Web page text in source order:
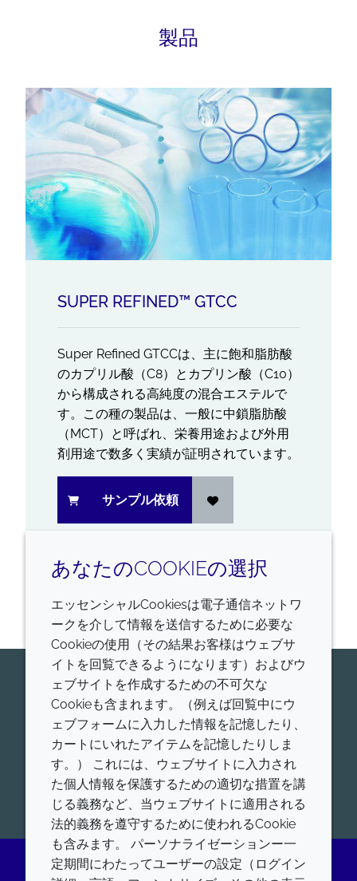
製品
SUPER REFINED™ GTCC
Super Refined GTCCは、主に飽和脂肪酸
のカプリル酸（C8）とカプリン酸（C10）
から構成される高純度の混合エステルで
す。この種の製品は、一般に中鎖脂肪酸
（MCT）と呼ばれ、栄養用途および外用
剤用途で数多く実績が証明されています。
サンプル依頼
今すぐ専門家にお問い合わせくだ
さい
Croda Pharamaが世界的にリードする、ヒトおよび
動物用医薬品添加剤、ワクチンアジュバント、高機能
脂質について、お問合せをお待ちしております。
開始
あなたのCOOKIEの選択
エッセンシャルCookiesは電子通信ネットワ
ークを介して情報を送信するために必要な
Cookieの使用（その結果お客様はウェブサ
イトを回覧できるようになります）およびウ
ェブサイトを作成するための不可欠な
Cookieも含まれます。（例えば回覧中にウ
ェブフォームに入力した情報を記憶したり、
カートにいれたアイテムを記憶したりしま
す。） これには、ウェブサイトに入力され
た個人情報を保護するための適切な措置を講
じる義務など、当ウェブサイトに適用される
法的義務を遵守するために使われるCookie
も含みます。 パーソナライゼーションー一
定期間にわたってユーザーの設定（ログイン